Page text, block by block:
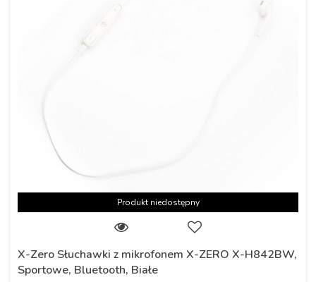
Produkt niedostępny
X-Zero Słuchawki z mikrofonem X-ZERO X-H842BW,
Sportowe, Bluetooth, Białe